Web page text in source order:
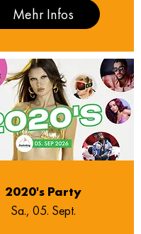
Mehr Infos
2020's Party
Sa., 05. Sept.